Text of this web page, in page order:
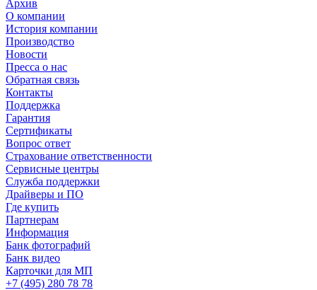
Архив
О компании
История компании
Производство
Новости
Пресса о нас
Обратная связь
Контакты
Поддержка
Гарантия
Сертификаты
Вопрос ответ
Страхование ответственности
Сервисные центры
Служба поддержки
Драйверы и ПО
Где купить
Партнерам
Информация
Банк фотографий
Банк видео
Карточки для МП
+7 (495) 280 78 78